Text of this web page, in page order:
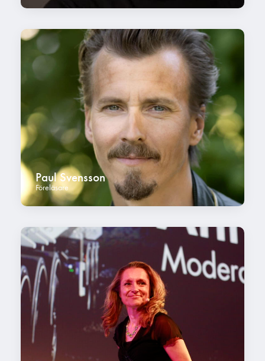
Paul Svensson
Föreläsare